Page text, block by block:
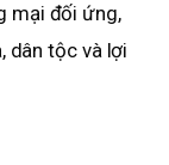
mại đối ứng,
dân tộc và lợi